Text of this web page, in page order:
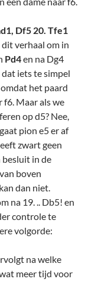
Df5 20. Tfe1
verhaal om in
Pd4en na Dg4
iets te simpel
het paard
f6. Maar als we
op d5? Nee,
pion e5 er af
zwart geen
besluit in de
boven
dan niet.
na 19. .. Db5! en
controle te
volgorde:
na welke
meer tijd voor